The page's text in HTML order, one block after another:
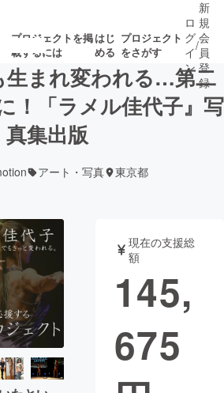
プロジェクトを掲
載するには
はじ
める
プロジェクト
をさがす
の新着プロ募集終了が近いプ
ー・ガジェット
書籍・雑誌
起業 チャレンジ
地域活性化
ロ
グ
イ
ン
/
新
規
会
員
登
録
生まれ変われる…第二
！「ラメル佳代子』写
真集出版
アート・写真 東京都
現在の支援総
額
145,
675